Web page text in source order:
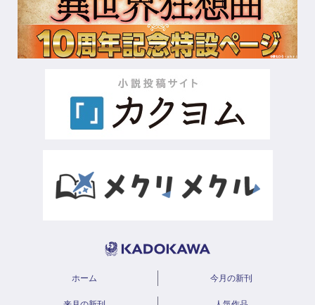
ホーム 今月の新刊